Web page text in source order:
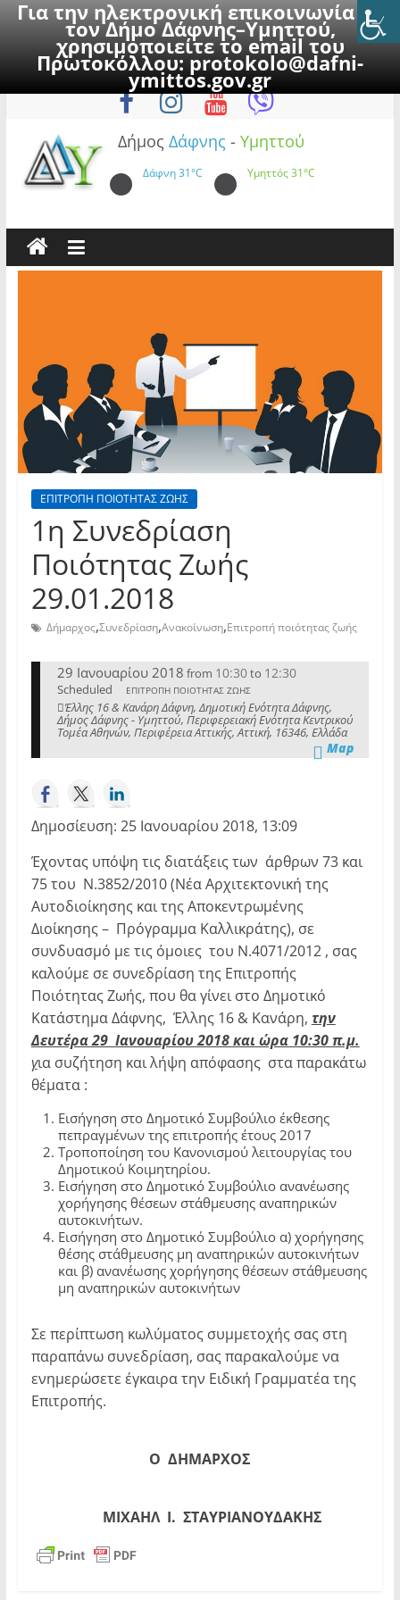
Για την ηλεκτρονική επικοινωνία με
τον Δήμο Δάφνης–Υμηττού,
χρησιμοποιείτε το email του
Πρωτοκόλλου:protokolo@dafni-
ymittos.gov.gr
to
Σάββατο, 8 Αυγούστου 2026
Δήμος Δάφνης - Υμηττού
Δάφνη31°C Υμηττός31°C
ΕΠΙΤΡΟΠΗ ΠΟΙΟΤΗΤΑΣ ΖΩΗΣ
1η Συνεδρίαση
Ποιότητας Ζωής
29.01.2018
Δήμαρχος,Συνεδρίαση,Ανακοίνωση,Επιτροπή ποιότητας ζωής
29 Ιανουαρίου 2018 from 10:30to 12:30
Scheduled ΕΠΙΤΡΟΠΗ ΠΟΙΟΤΗΤΑΣ ΖΩΗΣ
Έλλης 16 & Κανάρη Δάφνη, Δημοτική Ενότητα Δάφνης,
Δήμος Δάφνης - Υμηττού, Περιφερειακή Ενότητα Κεντρικού
Τομέα Αθηνών, Περιφέρεια Αττικής, Αττική, 16346, Ελλάδα
Map
Δημοσίευση: 25 Ιανουαρίου 2018, 13:09
Έχοντας υπόψη τις διατάξεις των άρθρων 73 και
75 του Ν.3852/2010 (Νέα Αρχιτεκτονική της
Αυτοδιοίκησης και της Αποκεντρωμένης
Διοίκησης – Πρόγραμμα Καλλικράτης), σε
συνδυασμό με τις όμοιες του Ν.4071/2012 , σας
καλούμε σε συνεδρίαση της Επιτροπής
Ποιότητας Ζωής, που θα γίνει στο Δημοτικό
Κατάστημα Δάφνης, Έλλης 16 & Κανάρη, την
Δευτέρα 29 Ιανουαρίου 2018 και ώρα 10:30 π.μ.
για συζήτηση και λήψη απόφασης στα παρακάτω
θέματα :
Εισήγηση στο Δημοτικό Συμβούλιο έκθεσης
πεπραγμένων της επιτροπής έτους 2017
Τροποποίηση του Κανονισμού λειτουργίας του
Δημοτικού Κοιμητηρίου.
Εισήγηση στο Δημοτικό Συμβούλιο ανανέωσης
χορήγησης θέσεων στάθμευσης αναπηρικών
αυτοκινήτων.
Εισήγηση στο Δημοτικό Συμβούλιο α) χορήγησης
θέσης στάθμευσης μη αναπηρικών αυτοκινήτων
και β) ανανέωσης χορήγησης θέσεων στάθμευσης
μη αναπηρικών αυτοκινήτων
Σε περίπτωση κωλύματος συμμετοχής σας στη
παραπάνω συνεδρίαση, σας παρακαλούμε να
ενημερώσετε έγκαιρα την Ειδική Γραμματέα της
Επιτροπής.
Ο ΔΗΜΑΡΧΟΣ
ΜΙΧΑΗΛ Ι. ΣΤΑΥΡΙΑΝΟΥΔΑΚΗΣ